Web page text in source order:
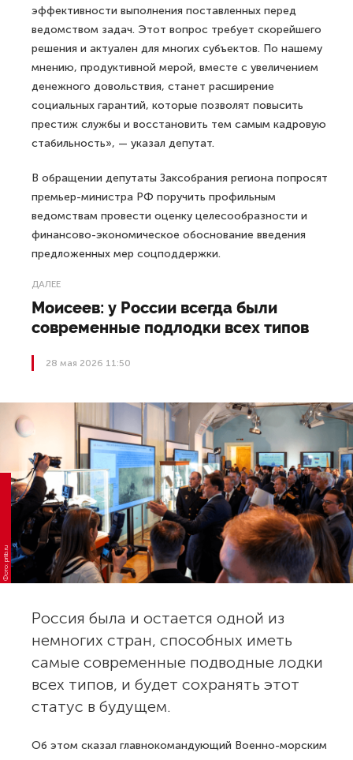
эффективности выполнения поставленных перед
ведомством задач. Этот вопрос требует скорейшего
решения и актуален для многих субъектов. По нашему
мнению, продуктивной мерой, вместе с увеличением
денежного довольствия, станет расширение
социальных гарантий, которые позволят повысить
престиж службы и восстановить тем самым кадровую
стабильность», — указал депутат.
В обращении депутаты Заксобрания региона попросят
премьер-министра РФ поручить профильным
ведомствам провести оценку целесообразности и
финансово-экономическое обоснование введения
предложенных мер соцподдержки.
ДАЛЕЕ
Моисеев: у России всегда были
современные подлодки всех типов
28 мая 2026 11:50
Фото: prlib.ru
Россия была и остается одной из
немногих стран, способных иметь
самые современные подводные лодки
всех типов, и будет сохранять этот
статус в будущем.
Об этом сказал главнокомандующий Военно-морским